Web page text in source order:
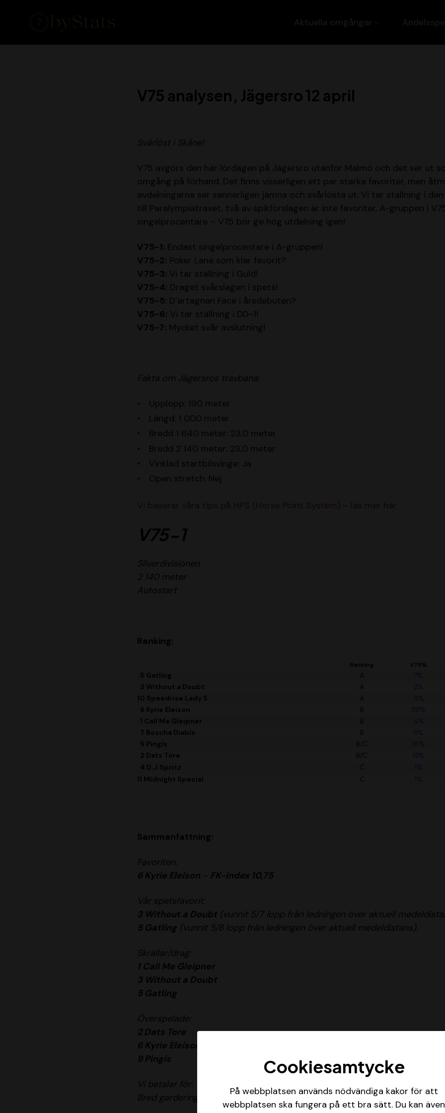
Aktuella omgångar
V75 analysen, Jägersro 12 april
Svårlöst i Skåne!
V75 avgörs den här lördagen på Jägersro utanför Malmö och det ser ut
omgång på förhand. Det finns visserligen ett par starka favoriter, men
avdelningarna ser sannerligen jämna och svårlösta ut. Vi tar ställning i
till Paralympiatravet, två av spikförslagen är inte favoriter, A-gruppen i
singelprocentare – V75 bör ge hög utdelning igen!
V75-1: Endast singelprocentare i A-gruppen!
V75-2: Poker Lane som klar favorit?
V75-3: Vi tar ställning i Guld!
V75-4: Draget svårslagen i spets!
V75-5: D’artagnan Face i årsdebuten?
V75-6: Vi tar ställning i DD-1!
V75-7: Mycket svår avslutning!
Fakta om Jägersros travbana:
Upplopp: 190 meter
Längd: 1 000 meter
Bredd 1 640 meter: 23,0 meter
Bredd 2 140 meter: 23,0 meter
Vinklad startbilsvinge: Ja
Open stretch: Nej
Vi baserar våra tips på HPS (Horse Point System) – läs mer här.
V75-1
Silverdivisionen
2 140 meter
Autostart
Ranking:
Ranking V75%
5 Gatling A
3 Without a Doubt
A
10 Speedrise Lady S
A
6 Kyrie Eleison
B
1 Call Me Gleipner
B
7 Boscha Diablo
B
9 Pingis
B/C
2 Dats Tore
B/C
4 D.J.Spritz
C
11 Midnight Special
C
Sammanfattning:
Favoriten:
6 Kyrie Eleison – FK-index 10,75
Vår spetsfavorit:
3 Without a Doubt(vunnit 5/7 lopp från ledningen över aktuell
5 Gatling(vunnit 5/8 lopp från ledningen över aktuell medeldistans).
Skrällar/drag:
1 Call Me Gleipner
3 Without a Doubt
5 Gatling
Överspelade:
2 Dats Tore
6 Kyrie Eleison
9 Pingis
Vi betalar för:
Bred gardering att vänta. Troligen betalar vi för A-, B- och B/C-gruppen.
Cookiesamtycke
På webbplatsen används nödvändiga kakor för att
webbplatsen ska fungera på ett bra sätt. Du kan även